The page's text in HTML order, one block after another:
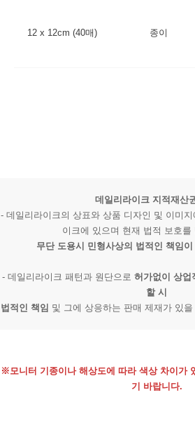
12 x 12cm (40매) 종이
데일리라이크 지적재산
- 데일리라이크의 상표와 상품 디자인 및 이미
이크에 있으며 현재 법적 보호를
무단 도용시 민형사상의 법적인 책임
- 데일리라이크 패턴과 원단으로 허가없이 상업
할 시
법적인 책임 및 그에 상응하는 판매 제재가 있
※모니터 기종이나 해상도에 따라 색상 차이가
기 바랍니다.